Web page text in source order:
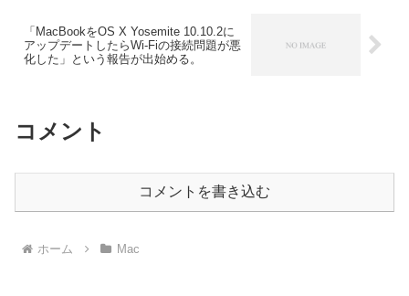
「MacBookをOS X Yosemite 10.10.2に
アップデートしたらWi-Fiの接続問題が悪
化した」という報告が出始める。
コメント
コメントを書き込む
ホーム Mac